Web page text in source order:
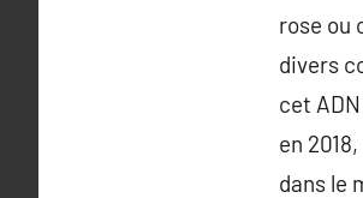
rose ou
divers
cet
en
dans le